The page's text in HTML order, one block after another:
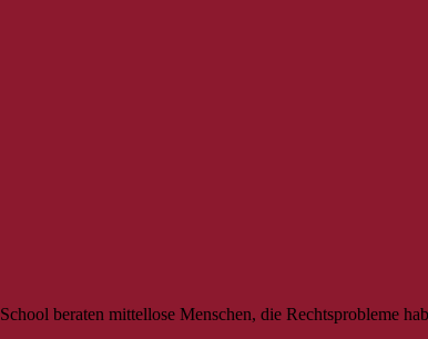
beraten mittellose Menschen, die Rechtsprobleme